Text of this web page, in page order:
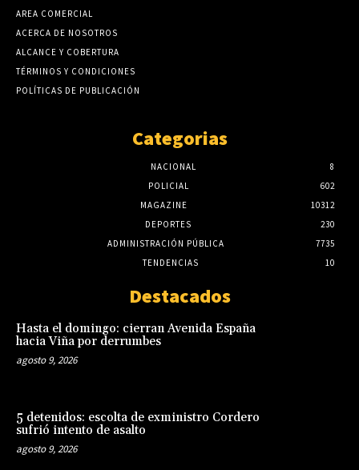
AREA COMERCIAL
ACERCA DE NOSOTROS
ALCANCE Y COBERTURA
TÉRMINOS Y CONDICIONES
POLÍTICAS DE PUBLICACIÓN
Categorias
NACIONAL
8
POLICIAL
602
MAGAZINE
10312
DEPORTES
230
ADMINISTRACIÓN PÚBLICA
7735
TENDENCIAS
10
Destacados
Hasta el domingo: cierran Avenida España
hacia Viña por derrumbes
agosto 9, 2026
5 detenidos: escolta de exministro Cordero
sufrió intento de asalto
agosto 9, 2026